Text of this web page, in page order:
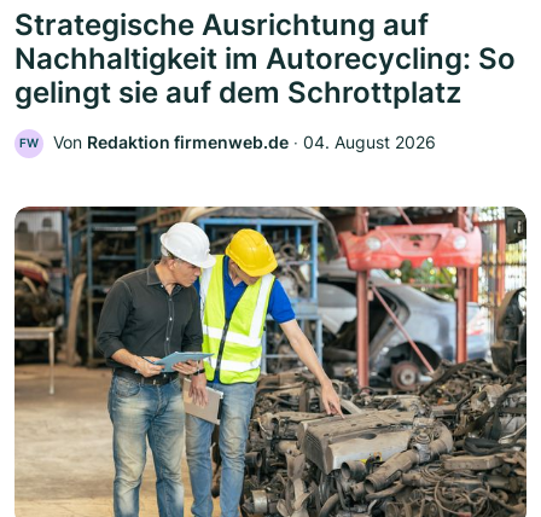
Strategische Ausrichtung auf
Nachhaltigkeit im Autorecycling: So
gelingt sie auf dem Schrottplatz
FW Von Redaktion firmenweb.de ‧ 04. August 2026